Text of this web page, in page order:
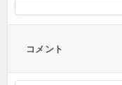
コメント